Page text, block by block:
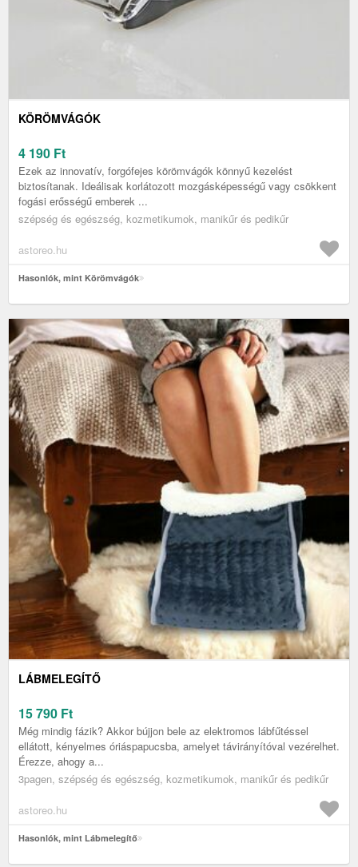
KÖRÖMVÁGÓK
4 190 Ft
Ezek az innovatív, forgófejes körömvágók könnyű kezelést
biztosítanak. Ideálisak korlátozott mozgásképességű vagy csökkent
fogási erősségű emberek ...
szépség és egészség, kozmetikumok, manikűr és pedikűr
astoreo.hu
Hasonlók, mint Körömvágók
LÁBMELEGÍTŐ
15 790 Ft
Még mindig fázik? Akkor bújjon bele az elektromos lábfűtéssel
ellátott, kényelmes óriáspapucsba, amelyet távirányítóval vezérelhet.
Érezze, ahogy a...
3pagen, szépség és egészség, kozmetikumok, manikűr és pedikűr
astoreo.hu
Hasonlók, mint Lábmelegítő